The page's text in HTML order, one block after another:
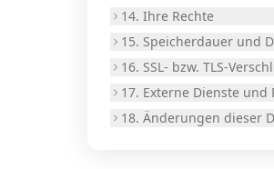
14. Ihre Rechte
15. Speicherdauer und
16. SSL- bzw. TLS-
17. Externe Dienste und
18. Änderungen dieser